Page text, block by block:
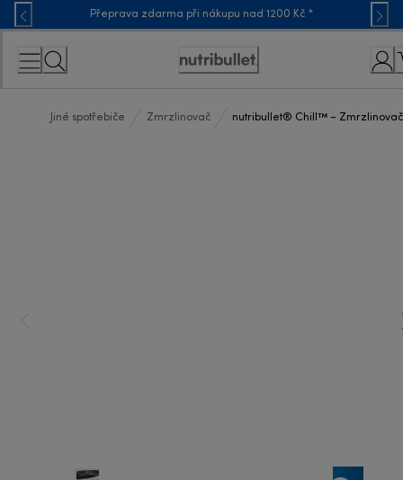
Skip
to
Content
Přeprava zdarma při nákupu nad 1200 Kč *
Accessibility
Jiné spotřebiče Zmrzlinovač nutribullet® Chill™ –